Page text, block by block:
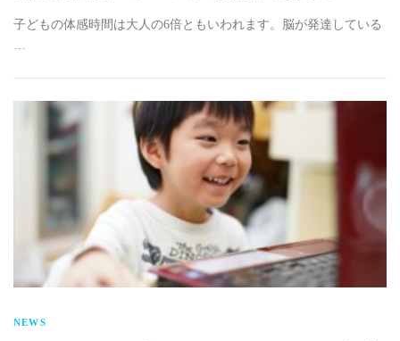
子どもの体感時間は大人の6倍ともいわれます。脳が発達している
NEWS